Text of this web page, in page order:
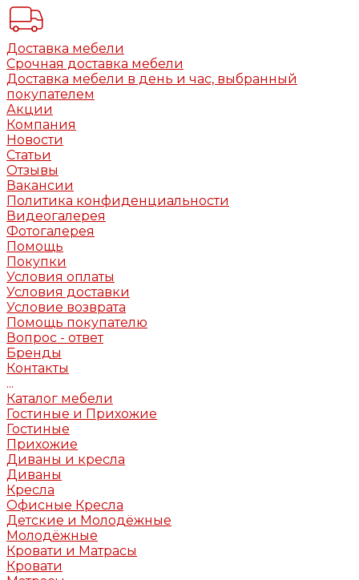
Доставка мебели
Срочная доставка мебели
Доставка мебели в день и час, выбранный
покупателем
Акции
Компания
Новости
Статьи
Отзывы
Вакансии
Политика конфиденциальности
Видеогалерея
Фотогалерея
Помощь
Покупки
Условия оплаты
Условия доставки
Условие возврата
Помощь покупателю
Вопрос - ответ
Бренды
Контакты
...
Каталог мебели
Гостиные и Прихожие
Гостиные
Прихожие
Диваны и кресла
Диваны
Кресла
Офисные Кресла
Детские и Молодёжные
Молодёжные
Кровати и Матрасы
Кровати